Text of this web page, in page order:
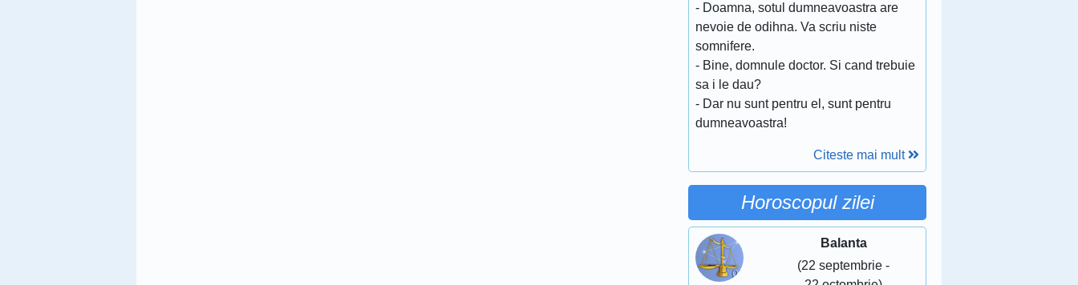
- Doamna, sotul dumneavoastra are
nevoie de odihna. Va scriu niste
somnifere.
- Bine, domnule doctor. Si cand trebuie
sa i le dau?
- Dar nu sunt pentru el, sunt pentru
dumneavoastra!
Citeste mai mult
Horoscopul zilei
Balanta
(22 septembrie -